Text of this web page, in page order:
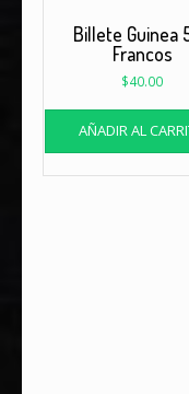
Billete Guinea
Francos
$40.00
AÑADIR AL